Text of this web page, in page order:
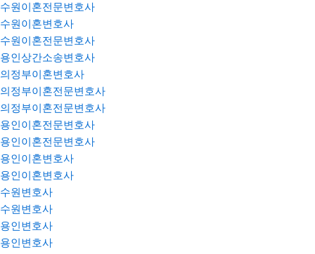
수원이혼전문변호사
수원이혼변호사
수원이혼전문변호사
용인상간소송변호사
의정부이혼변호사
의정부이혼전문변호사
의정부이혼전문변호사
용인이혼전문변호사
용인이혼전문변호사
용인이혼변호사
용인이혼변호사
수원변호사
수원변호사
용인변호사
용인변호사